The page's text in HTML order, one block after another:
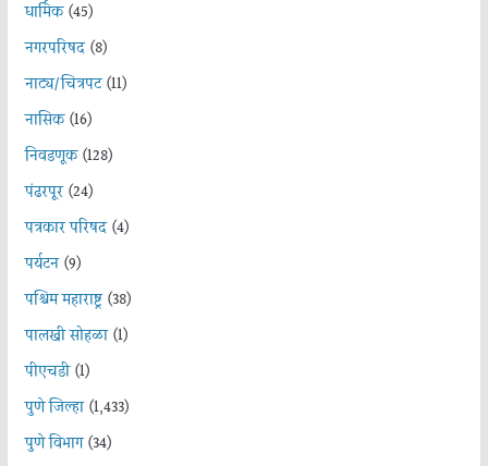
धार्मिक(45)
नगरपरिषद(8)
नाट्य/चित्रपट(11)
नासिक(16)
निवडणूक(128)
पंढरपूर(24)
पत्रकार परिषद(4)
पर्यटन(9)
पश्चिम महाराष्ट्र(38)
पालखी सोहळा(1)
पीएचडी(1)
पुणे जिल्हा(1,433)
पुणे विभाग(34)